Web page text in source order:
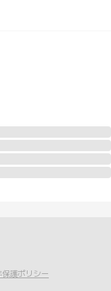
護ポリシー